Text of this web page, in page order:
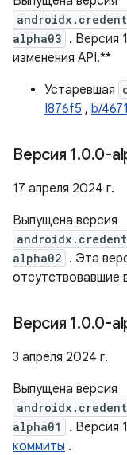
alpha03 . Версия
изменения API.**
Устаревшая
I876f5 , b/
Версия 1.0.0-
17 апреля 2024 г.
Выпущена версия
alpha02 . Эта
отсутствовавшие
Версия 1.0.0-
3 апреля 2024 г.
Выпущена версия
alpha01
. Версия
коммиты .